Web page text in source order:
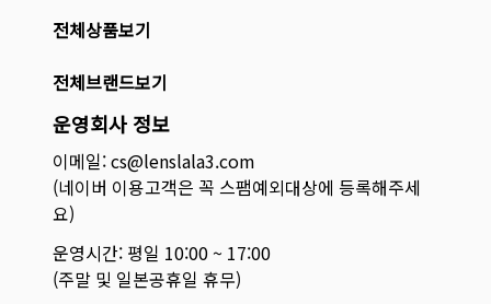
전체상품보기
전체브랜드보기
운영회사 정보
이메일: cs@lenslala3.com
(네이버 이용고객은 꼭 스팸예외대상에 등록해주세
요)
운영시간: 평일 10:00 ~ 17:00
(주말 및 일본공휴일 휴무)